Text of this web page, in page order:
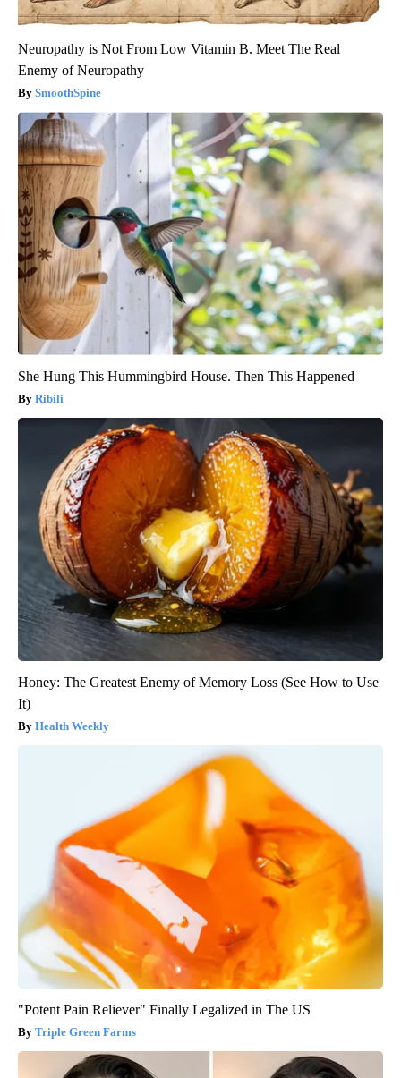
Neuropathy is Not From Low Vitamin B. Meet The Real
Enemy of Neuropathy
SmoothSpine
She Hung This Hummingbird House. Then This Happened
Ribili
Honey: The Greatest Enemy of Memory Loss (See How to Use
It)
Health Weekly
"Potent Pain Reliever" Finally Legalized in The US
Triple Green Farms